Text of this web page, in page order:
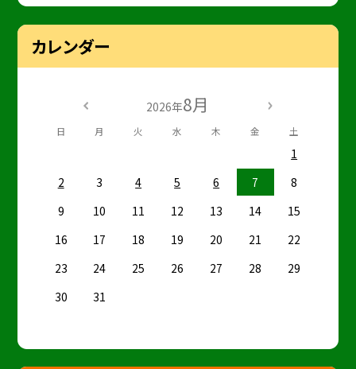
カレンダー
2026年8月
日 月 火 水 木 金 土
1
2
3 4 5 6 7
8
9
10 11 12 13 14
15
16
17 18 19 20 21
22
23
24 25 26 27 28
29
30
31